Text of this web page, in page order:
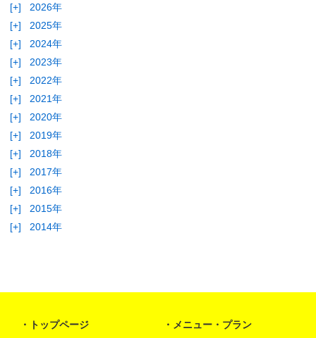
[+]
2026年
[+]
2025年
[+]
2024年
[+]
2023年
[+]
2022年
[+]
2021年
[+]
2020年
[+]
2019年
[+]
2018年
[+]
2017年
[+]
2016年
[+]
2015年
[+]
2014年
トップページ メニュー・プラン